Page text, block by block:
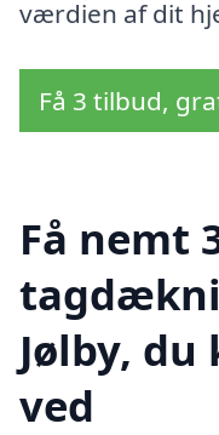
værdien af dit
Få 3 tilbud,
Få nemt
Jølby,
ved